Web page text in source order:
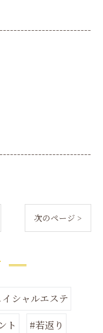
次のページ >
シャルエステ
ト
#若返り